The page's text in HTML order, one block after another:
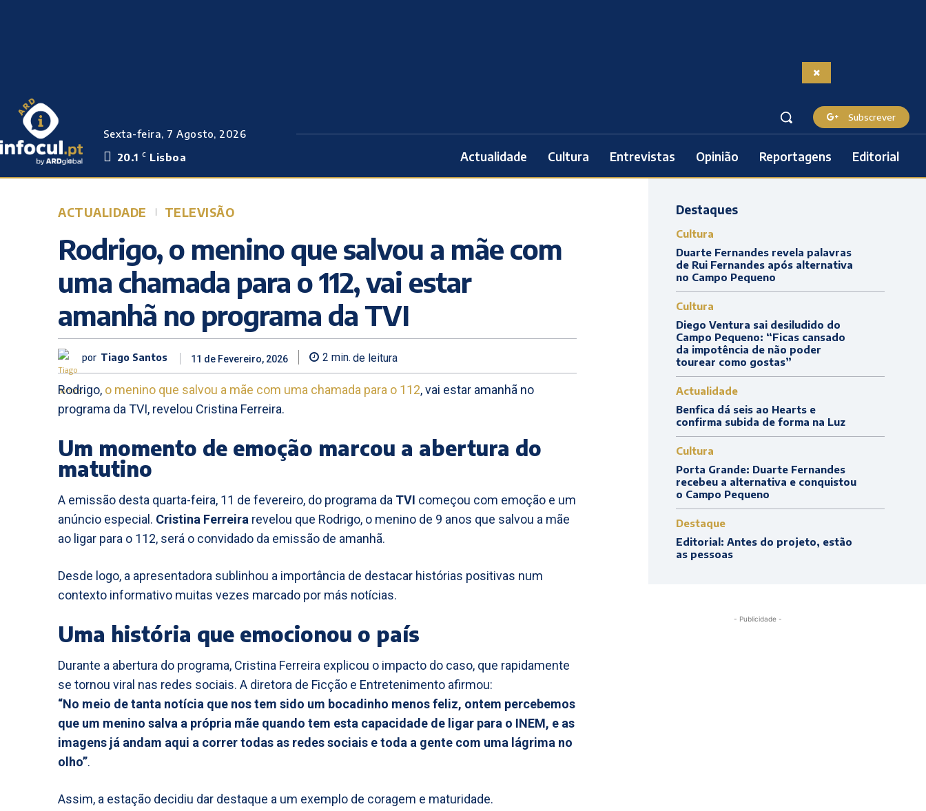
Sexta-feira, 7 Agosto, 2026
20.1 C Lisboa
Subscrever
Actualidade Cultura Entrevistas Opinião Reportagens Editorial
ACTUALIDADE TELEVISÃO
Rodrigo, o menino que salvou a mãe com
uma chamada para o 112, vai estar
amanhã no programa da TVI
por Tiago Santos 11 de Fevereiro, 2026 2 min. de leitura
Rodrigo, o menino que salvou a mãe com uma chamada para o 112, vai estar amanhã no
programa da TVI, revelou Cristina Ferreira.
Um momento de emoção marcou a abertura do
matutino
A emissão desta quarta-feira, 11 de fevereiro, do programa da TVI começou com emoção e um
anúncio especial. Cristina Ferreira revelou que Rodrigo, o menino de 9 anos que salvou a mãe
ao ligar para o 112, será o convidado da emissão de amanhã.
Desde logo, a apresentadora sublinhou a importância de destacar histórias positivas num
contexto informativo muitas vezes marcado por más notícias.
Uma história que emocionou o país
Durante a abertura do programa, Cristina Ferreira explicou o impacto do caso, que rapidamente
se tornou viral nas redes sociais. A diretora de Ficção e Entretenimento afirmou:
“No meio de tanta notícia que nos tem sido um bocadinho menos feliz, ontem percebemos
que um menino salva a própria mãe quando tem esta capacidade de ligar para o INEM, e as
imagens já andam aqui a correr todas as redes sociais e toda a gente com uma lágrima no
olho”.
Assim, a estação decidiu dar destaque a um exemplo de coragem e maturidade.
Destaques
Cultura
Duarte Fernandes revela palavras
de Rui Fernandes após alternativa
no Campo Pequeno
Cultura
Diego Ventura sai desiludido do
Campo Pequeno: “Ficas cansado
da impotência de não poder
tourear como gostas”
Actualidade
Benfica dá seis ao Hearts e
confirma subida de forma na Luz
Cultura
Porta Grande: Duarte Fernandes
recebeu a alternativa e conquistou
o Campo Pequeno
Destaque
Editorial: Antes do projeto, estão
as pessoas
- Publicidade -